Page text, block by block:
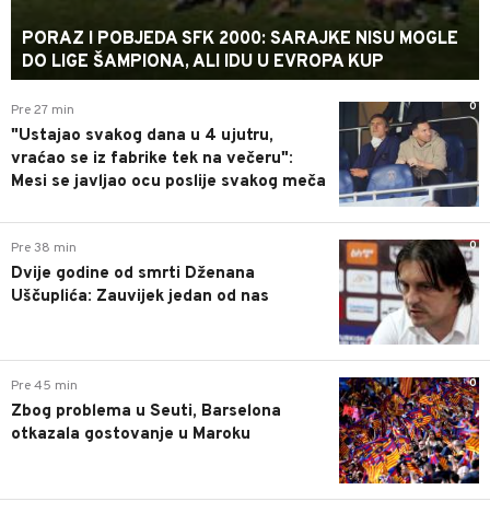
PORAZ I POBJEDA SFK 2000: SARAJKE NISU MOGLE
DO LIGE ŠAMPIONA, ALI IDU U EVROPA KUP
0
Pre 27 min
"Ustajao svakog dana u 4 ujutru,
vraćao se iz fabrike tek na večeru":
Mesi se javljao ocu poslije svakog meča
0
Pre 38 min
Dvije godine od smrti Dženana
Uščuplića: Zauvijek jedan od nas
0
Pre 45 min
Zbog problema u Seuti, Barselona
otkazala gostovanje u Maroku